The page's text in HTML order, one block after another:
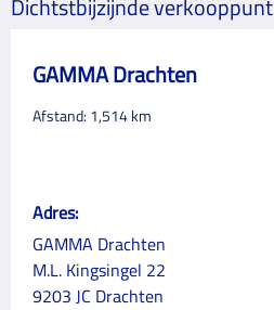
Dichtstbijzijnde verkooppunt
GAMMA Drachten
Afstand: 1,514km
Adres:
GAMMA Drachten
M.L. Kingsingel 22
9203 JC Drachten